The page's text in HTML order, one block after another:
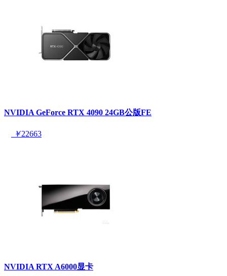
NVIDIA GeForce RTX 4090 24GB公版FE
￥22663
NVIDIA RTX A6000显卡